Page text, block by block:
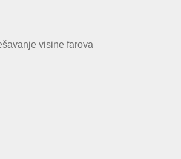
visine farova